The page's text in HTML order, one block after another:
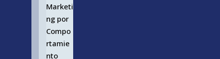
Marketi
ng por
Compo
rtamie
nto